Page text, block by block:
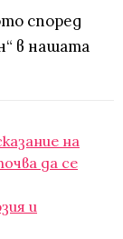
според
в нашата
на
да се
и